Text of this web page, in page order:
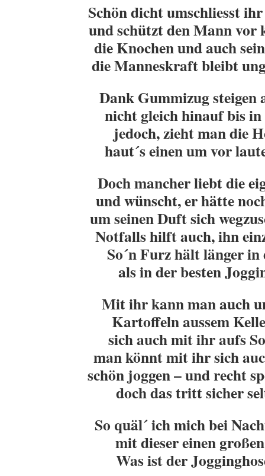
Schön dicht umschliesst
und schützt den Mann vor
die Knochen und auch
die Manneskraft bleibt
Dank Gummizug steigen
nicht gleich hinauf bis in
jedoch, zieht man die
haut´s einen um vor
Doch mancher liebt die
und wünscht, er hätte
um seinen Duft sich
Notfalls hilft auch, ihn
So´n Furz hält länger in
als in der besten
Mit ihr kann man auch
Kartoffeln aussem
sich auch mit ihr aufs
man könnt mit ihr sich
schön joggen – und recht
doch das tritt sicher
So quäl´ ich mich bei
mit dieser einen
Was ist der